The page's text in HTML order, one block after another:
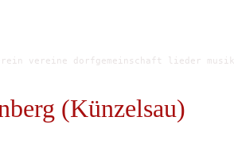
vereine dorfgemeinschaft lieder
(Künzelsau)